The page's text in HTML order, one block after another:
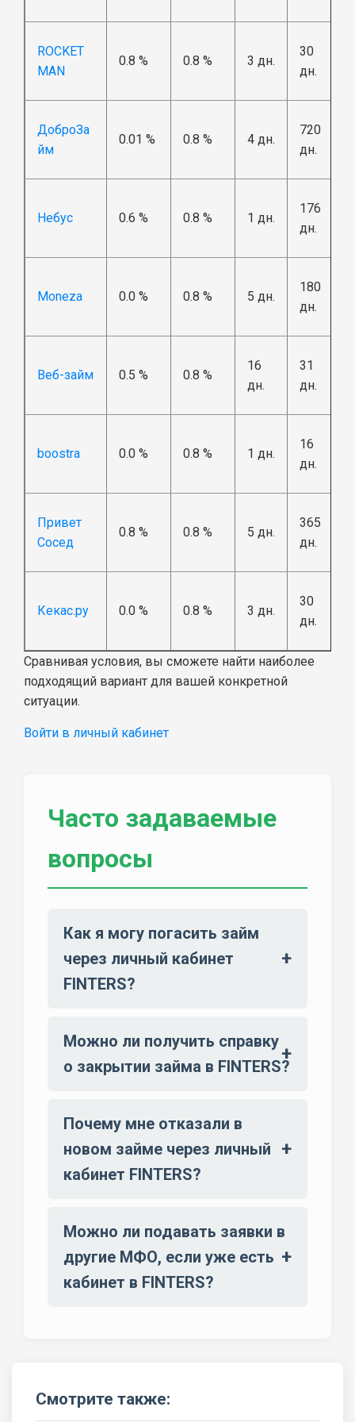
ROCKET
MAN
0.8 % 0.8 % 3 дн.
30
дн.
ДоброЗа
йм
0.01 % 0.8 % 4 дн.
720
дн.
Небус 0.6 % 0.8 % 1 дн.
176
дн.
Moneza 0.0 % 0.8 % 5 дн.
180
дн.
Веб-займ 0.5 % 0.8 %
16
дн.
31
дн.
boostra 0.0 % 0.8 % 1 дн.
16
дн.
Привет
Сосед
0.8 % 0.8 % 5 дн.
365
дн.
Кекас.ру 0.0 % 0.8 % 3 дн.
30
дн.
Сравнивая условия, вы сможете найти наиболее
подходящий вариант для вашей конкретной
ситуации.
Войти в личный кабинет
Часто задаваемые
вопросы
Как я могу погасить займ
через личный кабинет
FINTERS?
Можно ли получить справку
о закрытии займа в FINTERS?
Почему мне отказали в
новом займе через личный
кабинет FINTERS?
Можно ли подавать заявки в
другие МФО, если уже есть
кабинет в FINTERS?
Смотрите также: